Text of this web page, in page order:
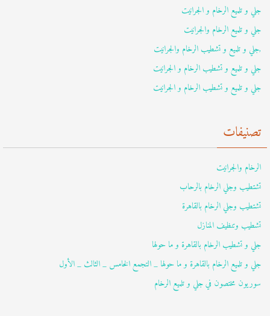
جلي و تلميع الرخام و الجرانيت
جلي و تلميع الرخام والجرانيت
,جلي و تلميع و تشطيب الرخام والجرانيت
جلي و تلميع و تشطيب الرخام و الجرانيت
جلي و تلميع و تشطيب الرخام و الجرانيت
تصنيفات
الرخام والجرانيت
تشتطيب وجلي الرخام بالرحاب
تشتطيب وجلي الرخام بالقاهرة
تشطيب وتنظيف المنازل
جلي و تشطيب الرخام بالقاهرة و ما حولها
جلي و تلميع الرخام بالقاهرة و ما حولها _ التجمع الخامس _ الثالث _ الأول
سوريون مختصون في جلي و تلميع الرخام